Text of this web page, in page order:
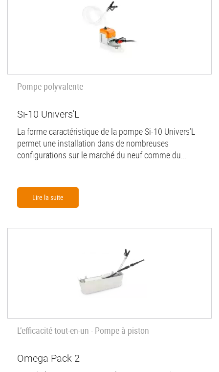
Pompe polyvalente
Si-10 Univers'L
La forme caractéristique de la pompe Si-10 Univers’L
permet une installation dans de nombreuses
configurations sur le marché du neuf comme du...
Lire la suite
L’efficacité tout-en-un - Pompe à piston
Omega Pack 2